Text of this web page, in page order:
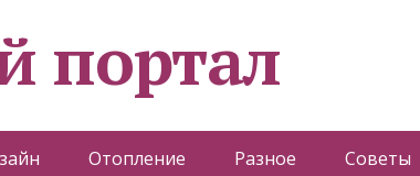
портал
Отопление Разное Советы